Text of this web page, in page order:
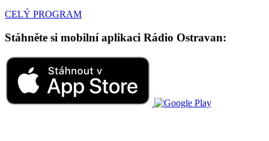
CELÝ PROGRAM
Stáhněte si mobilní aplikaci Rádio Ostravan: